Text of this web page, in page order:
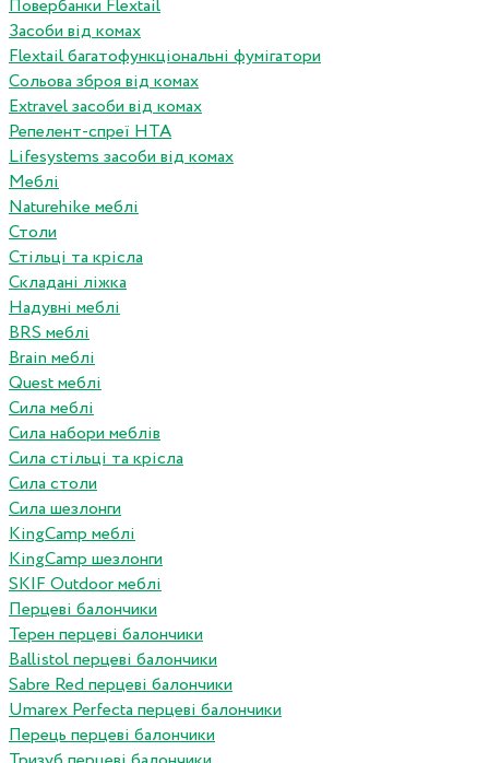
Повербанки Flextail
Засоби від комах
Flextail багатофункціональні фумігатори
Сольова зброя від комах
Extravel засоби від комах
Репелент-спреї HTA
Lifesystems засоби від комах
Меблі
Naturehike меблі
Столи
Стільці та крісла
Складані ліжка
Надувні меблі
BRS меблі
Brain меблі
Quest меблі
Сила меблі
Сила набори меблів
Сила стільці та крісла
Сила столи
Сила шезлонги
KingCamp меблі
KingCamp шезлонги
SKIF Outdoor меблі
Перцеві балончики
Терен перцеві балончики
Ballistol перцеві балончики
Sabre Red перцеві балончики
Umarex Perfecta перцеві балончики
Перець перцеві балончики